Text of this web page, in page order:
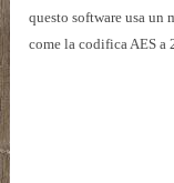
questo software usa
come la codifica AES a